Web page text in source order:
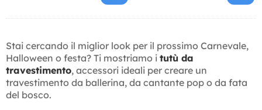
Stai cercando il miglior look per il prossimo Carnevale,
Halloween o festa? Ti mostriamo i tutù da
travestimento, accessori ideali per creare un
travestimento da ballerina, da cantante pop o da fata
del bosco.